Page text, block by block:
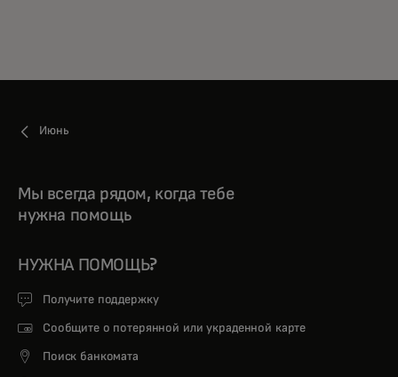
Июнь
Мы всегда рядом, когда тебе
нужна помощь
НУЖНА ПОМОЩЬ?
Получите поддержку
Сообщите о потерянной или украденной карте
Поиск банкомата